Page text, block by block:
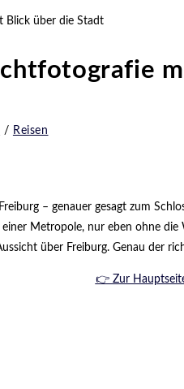
/ Reisen
– genauer gesagt zum
Metropole, nur eben ohne
über Freiburg. Genau der
👉 Zur